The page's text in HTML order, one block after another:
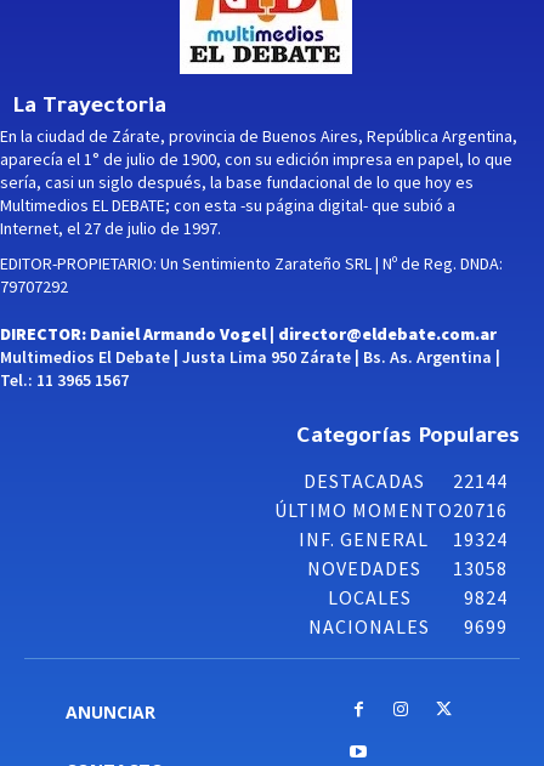
La Trayectoria
En la ciudad de Zárate, provincia de Buenos Aires, República Argentina,
aparecía el 1° de julio de 1900, con su edición impresa en papel, lo que
sería, casi un siglo después, la base fundacional de lo que hoy es
Multimedios EL DEBATE; con esta -su página digital- que subió a
Internet, el 27 de julio de 1997.
EDITOR-PROPIETARIO: Un Sentimiento Zarateño SRL | Nº de Reg. DNDA:
79707292
DIRECTOR: Daniel Armando Vogel | director@eldebate.com.ar
Multimedios El Debate | Justa Lima 950 Zárate | Bs. As. Argentina |
Tel.: 11 3965 1567
Categorías Populares
DESTACADAS
22144
ÚLTIMO MOMENTO20716
INF. GENERAL
19324
NOVEDADES
13058
LOCALES
9824
NACIONALES
9699
ANUNCIAR